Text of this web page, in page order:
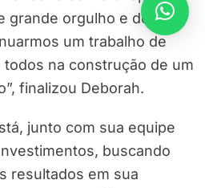
grande orgulho e de
um trabalho de
todos na construção de um
finalizou Deborah.
junto com sua equipe
buscando
resultados em sua